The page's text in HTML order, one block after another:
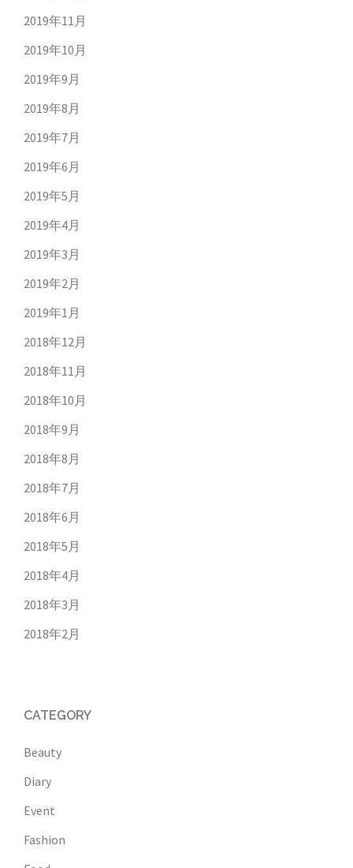
2019年11月
2019年10月
2019年9月
2019年8月
2019年7月
2019年6月
2019年5月
2019年4月
2019年3月
2019年2月
2019年1月
2018年12月
2018年11月
2018年10月
2018年9月
2018年8月
2018年7月
2018年6月
2018年5月
2018年4月
2018年3月
2018年2月
CATEGORY
Beauty
Diary
Event
Fashion